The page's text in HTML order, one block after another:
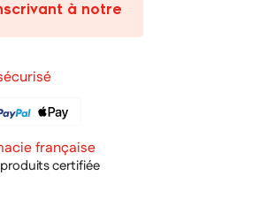
à notre
française
certifiée